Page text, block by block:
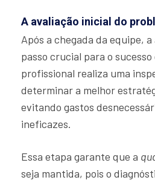
A avaliação inicial do
Após a chegada da equipe,
passo crucial para o
profissional realiza uma
determinar a melhor
evitando gastos
ineficazes.
Essa etapa garante que a
seja mantida, pois o